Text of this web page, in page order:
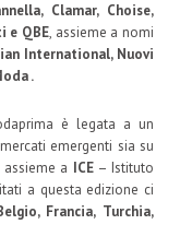
Clamar, Choise,
e QBE, assieme a nomi
International, Nuovi
.
è legata a un
emergenti sia su
a ICE– Istituto
a questa edizione ci
Francia, Turchia,